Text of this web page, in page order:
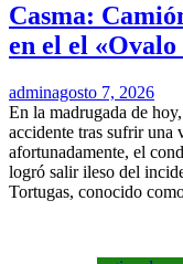
Casma:
en el el
adminagosto 7, 2026
En la madrugada de
accidente tras sufrir una
afortunadamente, el
logró salir ileso del
Tortugas, conocido